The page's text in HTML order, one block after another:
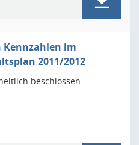
im
2011/2012
beschlossen